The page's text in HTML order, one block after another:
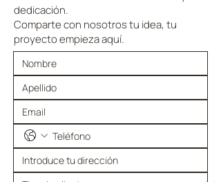
dedicación.
Comparte con nosotros tu idea, tu
proyecto empieza aquí.